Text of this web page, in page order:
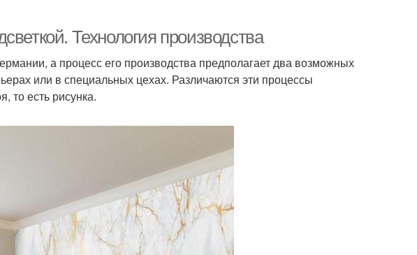
Технология производства
а процесс его производства предполагает два возможных
или в специальных цехах. Различаются эти процессы
то есть рисунка.